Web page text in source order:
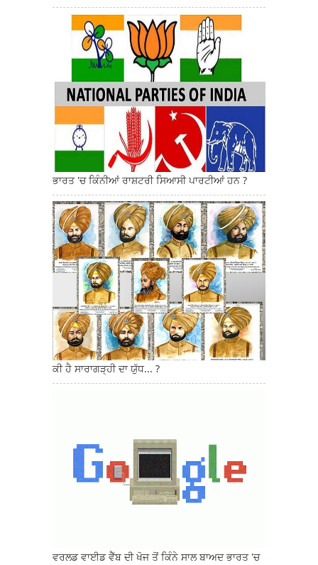
ਭਾਰਤ 'ਚ ਕਿੰਨੀਆਂ ਰਾਸ਼ਟਰੀ ਸਿਆਸੀ ਪਾਰਟੀਆਂ ਹਨ ?
ਕੀ ਹੈ ਸਾਰਾਗੜ੍ਹੀ ਦਾ ਯੁੱਧ... ?
ਵਰਲਡ ਵਾਈਡ ਵੈੱਬ ਦੀ ਖੋਜ ਤੋਂ ਕਿੰਨੇ ਸਾਲ ਬਾਅਦ ਭਾਰਤ 'ਚ